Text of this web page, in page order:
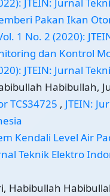
JTEIN: Jurnal
Pakan Ikan
1 No. 2 (2020):
dan Kontrol
JTEIN: Jurnal
Habibullah,
TCS34725 , JTEIN:
Kendali Level Air
Teknik Elektro
Habibullah